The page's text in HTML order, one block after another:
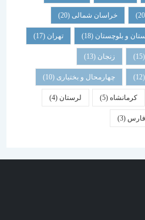
خراسان شمالی(20)
(18) تهران
زنجان
چهارمحال و بختیاری (10)
(5) لرستان (4)